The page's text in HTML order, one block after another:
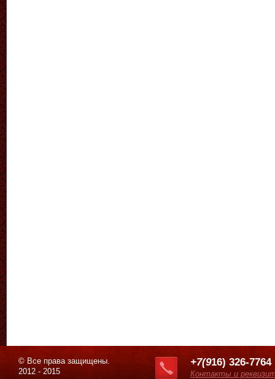
© Все права защищены.
2012 - 2015
+7(916) 326-7764
Контакты и